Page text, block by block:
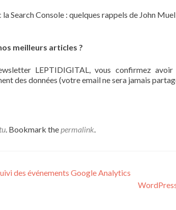
Search Console : quelques rappels de John
meilleurs articles ?
LEPTIDIGITAL, vous confirmez
des données (votre email ne sera jamais
. Bookmark thepermalink.
des événements Google Analytics